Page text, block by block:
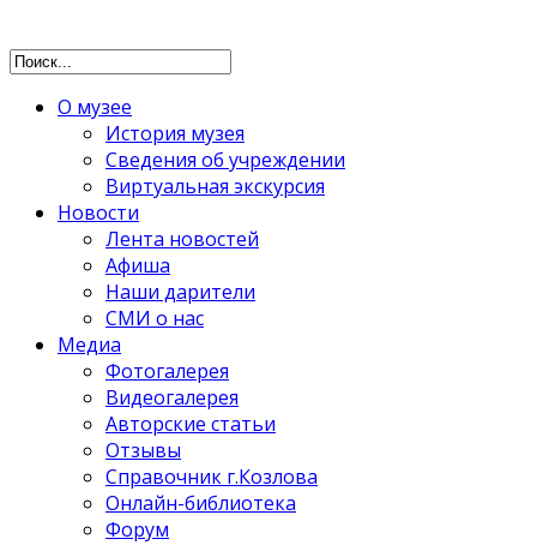
О музее
История музея
Сведения об учреждении
Виртуальная экскурсия
Новости
Лента новостей
Афиша
Наши дарители
СМИ о нас
Медиа
Фотогалерея
Видеогалерея
Авторские статьи
Отзывы
Справочник г.Козлова
Онлайн-библиотека
Форум